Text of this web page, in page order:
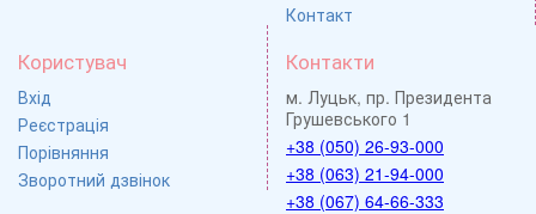
Контакт
Користувач
Вхід
Реєстрація
Порівняння
Зворотний дзвінок
Контакти
м. Луцьк, пр. Президента
Грушевського 1
+38 (050) 26-93-000
+38 (063) 21-94-000
+38 (067) 64-66-333